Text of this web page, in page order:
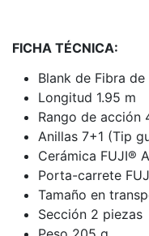
FICHA TÉCNICA:
Blank de Fibra
Longitud 1.95 m
Rango de acción
Anillas 7+1 (Tip
Cerámica FUJI®
Porta-carrete
Tamaño en
Sección 2 piezas